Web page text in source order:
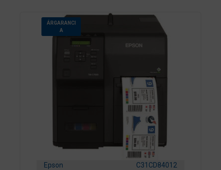
ÁRGARANCI
A
Epson C31CD84012